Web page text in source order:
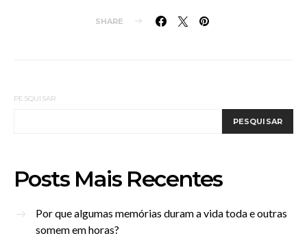
SHARE
PESQUISAR
PESQUISAR
Posts Mais Recentes
Por que algumas memórias duram a vida toda e outras
somem em horas?